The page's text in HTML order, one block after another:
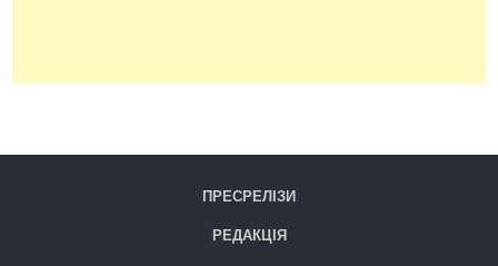
ПРЕСРЕЛІЗИ
РЕДАКЦІЯ